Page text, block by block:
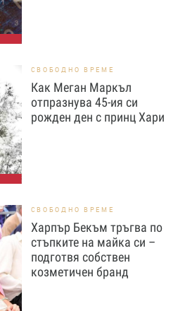
СВОБОДНО ВРЕМЕ
Как Меган Маркъл
отпразнува 45-ия си
рожден ден с принц Хари
СВОБОДНО ВРЕМЕ
Харпър Бекъм тръгва по
стъпките на майка си –
подготвя собствен
козметичен бранд